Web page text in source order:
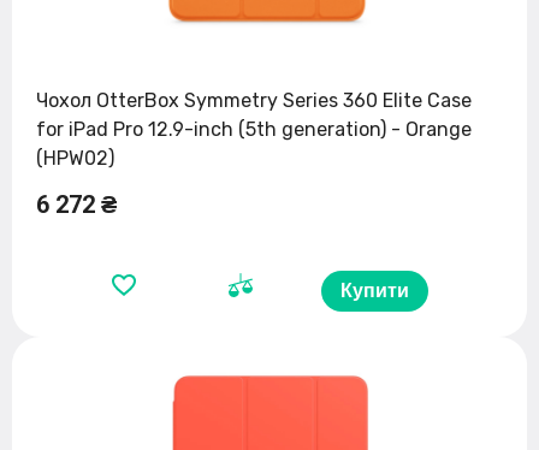
Чохол OtterBox Symmetry Series 360 Elite Case
for iPad Pro 12.9-inch (5th generation) - Orange
(HPW02)
6 272 ₴
Купити